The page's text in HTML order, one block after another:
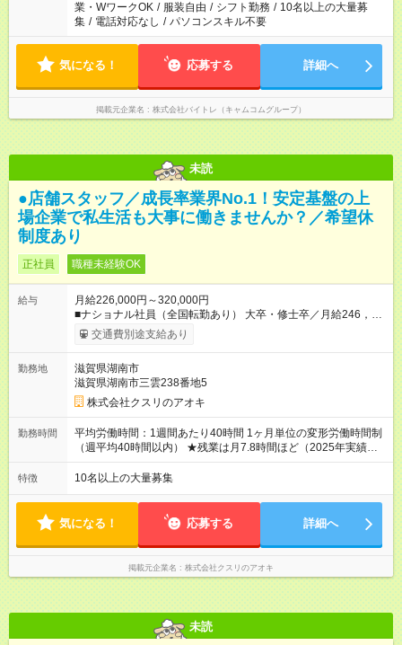
業・WワークOK / 服装自由 / シフト勤務 / 10名以上の大量募
集 / 電話対応なし / パソコンスキル不要
気になる！ 応募する 詳細へ
掲載元企業名 株式会社バイトレ（キャムコムグループ）
未読
●店舗スタッフ／成長率業界No.1！安定基盤の上
場企業で私生活も大事に働きませんか？／希望休
制度あり
正社員 職種未経験OK
給与
月給226,000円～320,000円
■ナショナル社員（全国転勤あり） 大卒・修士卒／月給246，
000円～320，000円 高校・短大・専門卒／月給226，000円～
320，000円 ★エリア手当（石川県、富山県、福井県、岐阜県、
途、賞与（年2回）、各種手当あり ★登録販売者資格保持者に
は、別途月1万円支給（実務経験がない方にも同額を支給） ※た
だし、短時間勤務・早番固定社員は当社規定に従い額が変動 ＝
＝＝＝＝＝＝＝＝＝＝＝＝＝ ★職務給制度で実力次第で収入ア
ップ！ 職務内容に応じて給与が支払われ、昇格試験なく役職に
就いた時点で年収がUPする制度です。 約4割の社員が入社3年目
にできます。 ＝＝＝＝＝＝＝＝＝＝＝＝＝＝ 【試用期間】試用
期間なし
交通費別途支給あり
勤務地
滋賀県湖南市
滋賀県湖南市三雲238番地5
株式会社クスリのアオキ
勤務時間
平均労働時間：1週間あたり40時間 1ヶ月単位の変形労働時間制
（週平均40時間以内） ★残業は月7.8時間ほど（2025年実績）
＜店舗の基本営業時間＞ 9時～22時 ※勤務時間は店舗により異
なります。 ＜シフト例＞ 早番：8時00分～17時00分 中番：11
1ヶ月単位の変形労働時間制（週平均40時間以内） ★残業は月
7.8時間ほど（2025年実績） ＜店舗の基本営業時間＞ 9時～22
時 ※勤務時間は店舗により異なります。 ＜シフト例＞ 早番：8
時00分～17時00分 中番：11時～20時 遅番：13時～22時
特徴 10名以上の大量募集
気になる！ 応募する 詳細へ
掲載元企業名 株式会社クスリのアオキ
未読